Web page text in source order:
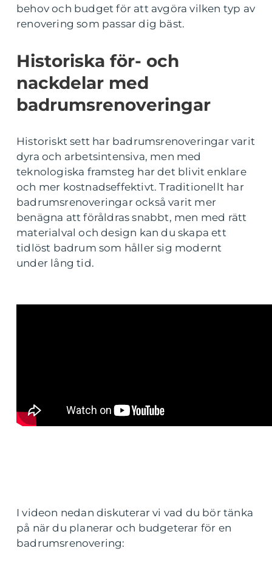
behov och budget för att avgöra vilken typ av
renovering som passar dig bäst.
Historiska för- och
nackdelar med
badrumsrenoveringar
Historiskt sett har badrumsrenoveringar varit
dyra och arbetsintensiva, men med
teknologiska framsteg har det blivit enklare
och mer kostnadseffektivt. Traditionellt har
badrumsrenoveringar också varit mer
benägna att föråldras snabbt, men med rätt
materialval och design kan du skapa ett
tidlöst badrum som håller sig modernt
under lång tid.
I videon nedan diskuterar vi vad du bör tänka
på när du planerar och budgeterar för en
badrumsrenovering: